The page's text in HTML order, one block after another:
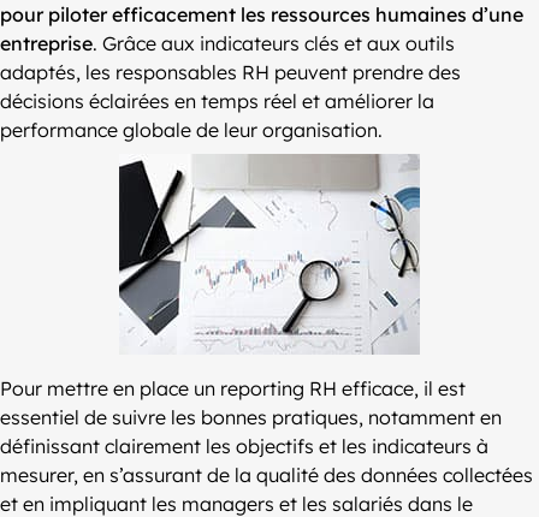
pour piloter efficacement les ressources humaines d’une
entreprise. Grâce aux indicateurs clés et aux outils
adaptés, les responsables RH peuvent prendre des
décisions éclairées en temps réel et améliorer la
performance globale de leur organisation.
Pour mettre en place un reporting RH efficace, il est
essentiel de suivre les bonnes pratiques, notamment en
définissant clairement les objectifs et les indicateurs à
mesurer, en s’assurant de la qualité des données collectées
et en impliquant les managers et les salariés dans le